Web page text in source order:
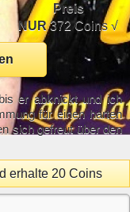
Preis
NUR372 Coins √
er abknickt und ich
für einen harten
sich gefreut über den
erhalte 20 Coins